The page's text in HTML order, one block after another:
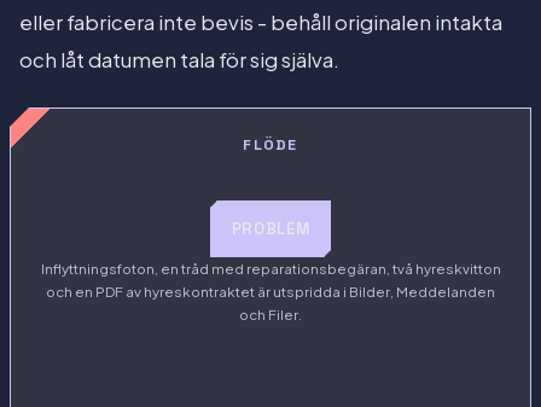
eller fabricera inte bevis - behåll originalen intakta
och låt datumen tala för sig själva.
FLÖDE
PROBLEM
Inflyttningsfoton, en tråd med reparationsbegäran, två hyreskvitton
och en PDF av hyreskontraktet är utspridda i Bilder, Meddelanden
och Filer.